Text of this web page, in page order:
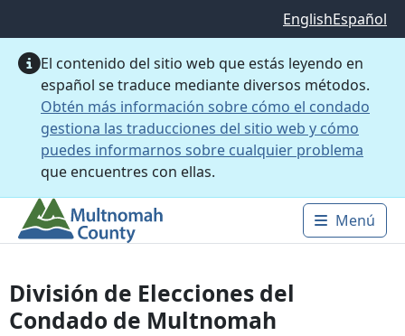
EnglishEspañol
El contenido del sitio web que estás leyendo en
español se traduce mediante diversos métodos.
Obtén más información sobre cómo el condado
gestiona las traducciones del sitio web y cómo
puedes informarnos sobre cualquier problema
que encuentres con ellas.
Main
Menú
División de Elecciones del
Condado de Multnomah